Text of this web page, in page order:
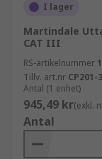
I lager
Martindale
CAT III
RS-artikelnummer
Tillv. art.nr CP201-
Antal (1 enhet)
945,49 kr(exkl.
Antal